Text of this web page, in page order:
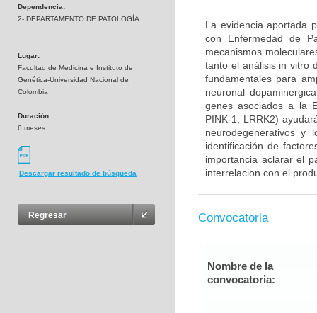
Dependencia:
2- DEPARTAMENTO DE PATOLOGÍA
Lugar:
Facultad de Medicina e Instituto de
Genética-Universidad Nacional de
Colombia
Duración:
6 meses
Descargar resultado de búsqueda
Regresar
La evidencia aportada
con Enfermedad de
mecanismos
tanto el análisis in vitro
fundamentales para
neuronal
genes asociados a la
PINK-1, LRRK2)
neurodegenerativos y
identificación de
importancia aclarar el
interrelacion con el
Convocatoria
Nombre de la
convocatoria: